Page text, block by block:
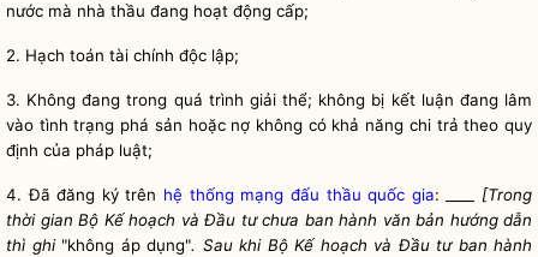
nước mà nhà thầu đang hoạt động cấp;
2. Hạch toán tài chính độc lập;
3. Không đang trong quá trình giải thể; không bị kết luận đang lâm
vào tình trạng phá sản hoặc nợ không có khả năng chi trả theo quy
định của pháp luật;
4. Đã đăng ký trên hệ thống mạng đấu thầu quốc gia: ____ [Trong
thời gian Bộ Kế hoạch và Đầu tư chưa ban hành văn bản hướng dẫn
thì ghi "không áp dụng". Sau khi Bộ Kế hoạch và Đầu tư ban hành